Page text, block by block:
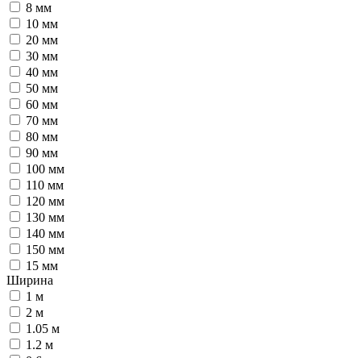
8 мм
10 мм
20 мм
30 мм
40 мм
50 мм
60 мм
70 мм
80 мм
90 мм
100 мм
110 мм
120 мм
130 мм
140 мм
150 мм
15 мм
Ширина
1 м
2 м
1.05 м
1.2 м